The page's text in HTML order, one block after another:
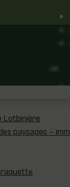
Lotbinière
paysages –